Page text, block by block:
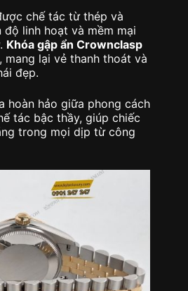
chế tác từ thép và
linh hoạt và mềm mại
Khóa gập ẩn Crownclasp
lại vẻ thanh thoát và
đẹp.
hoàn hảo giữa phong cách
tác bậc thầy, giúp chiếc
trong mọi dịp từ công